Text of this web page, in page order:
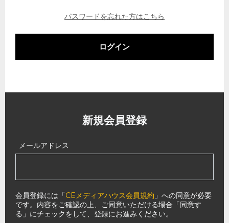
パスワードを忘れた方はこちら
ログイン
新規会員登録
メールアドレス
会員登録には「CEメディアハウス会員規約 」への同意が必要
です。内容をご確認の上、ご同意いただける場合「同意す
る」にチェックをして、登録にお進みください。